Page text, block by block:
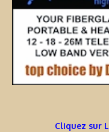
Cliquez sur